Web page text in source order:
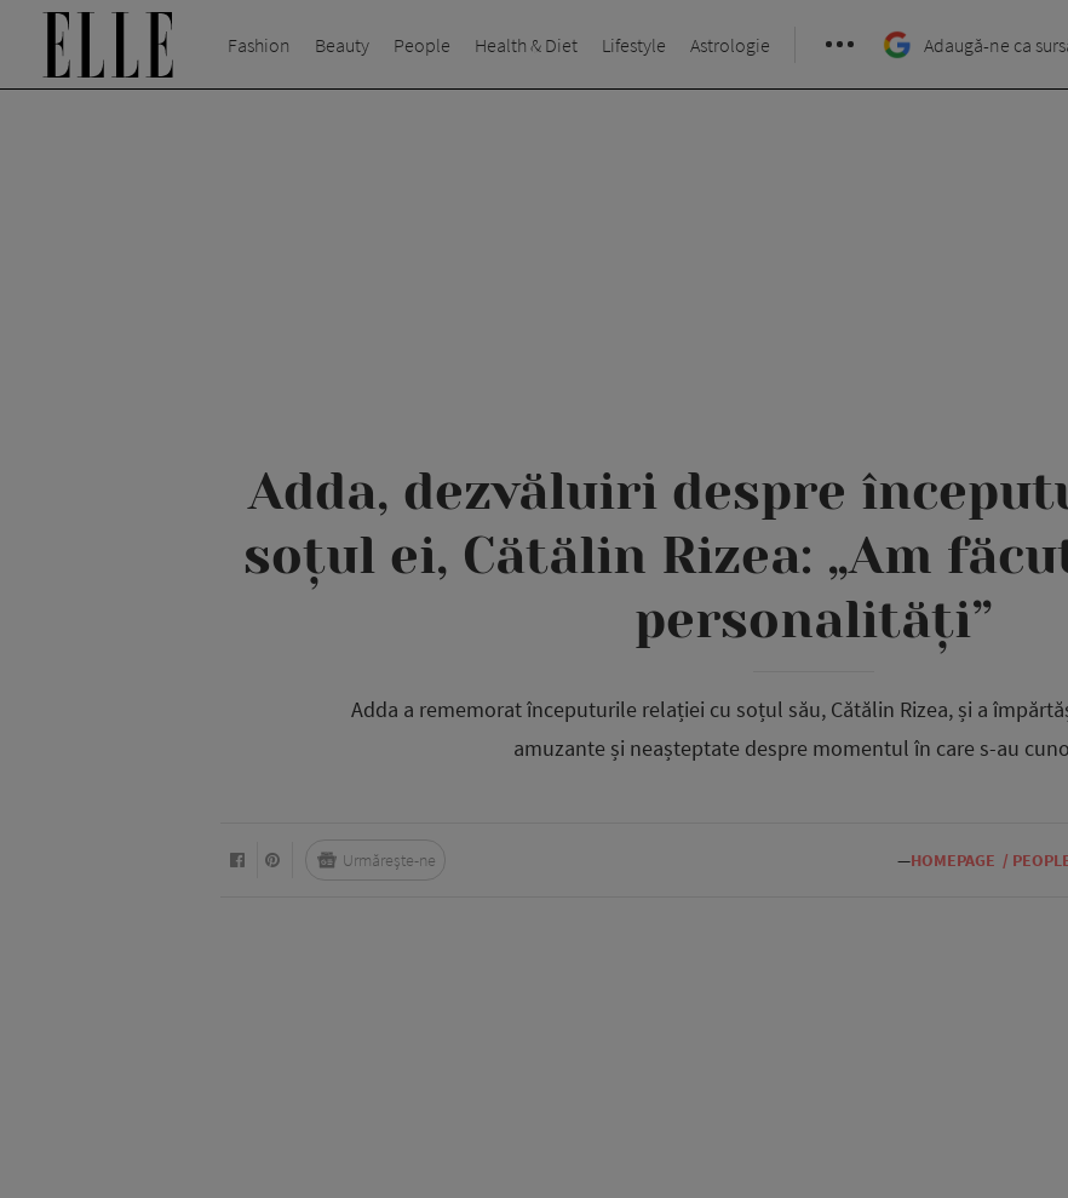
Fashion Beauty People Health & Diet Lifestyle Astrologie Adaugă-ne ca
Adda, dezvăluiri despre
soțul ei, Cătălin Rizea: „Am
personalități”
Adda a rememorat începuturile relației cu soțul său, Cătălin Rizea, și a
amuzante și neașteptate despre momentul în care s-au
—HOMEPAGE /
Urmărește-ne